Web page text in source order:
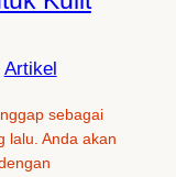
Artikel
sebagai
lalu. Anda akan